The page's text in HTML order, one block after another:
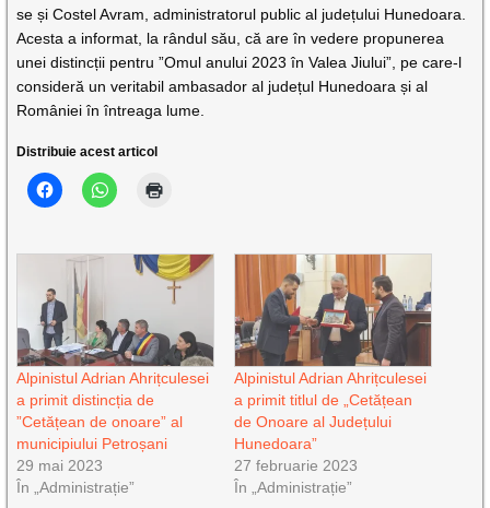
se și Costel Avram, administratorul public al județului Hunedoara.
Acesta a informat, la rândul său, că are în vedere propunerea
unei distincții pentru ”Omul anului 2023 în Valea Jiului”, pe care-l
consideră un veritabil ambasador al județul Hunedoara și al
României în întreaga lume.
Distribuie acest articol
Alpinistul Adrian Ahrițculesei
a primit distincția de
”Cetățean de onoare” al
municipiului Petroșani
29 mai 2023
În „Administrație”
Alpinistul Adrian Ahrițculesei
a primit titlul de „Cetățean
de Onoare al Județului
Hunedoara”
27 februarie 2023
În „Administrație”